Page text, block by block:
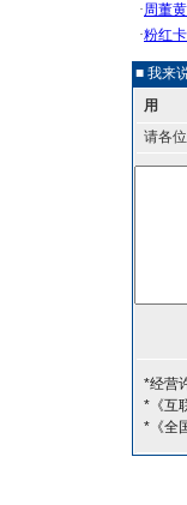
■ 我来
用
请各
*经营
*《互
*《全